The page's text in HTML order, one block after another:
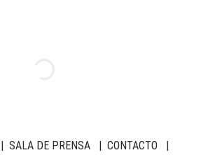
SALA DE PRENSA| CONTACTO |